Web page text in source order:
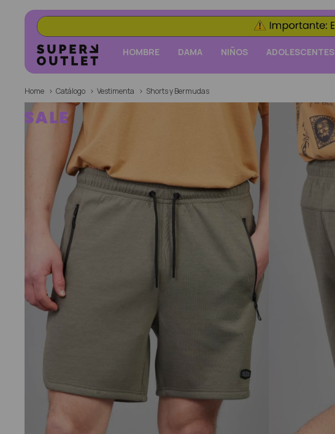
HOMBRE DAMA NIÑOS ADOLESCENTES
Home Catálogo Vestimenta Shorts y Bermudas